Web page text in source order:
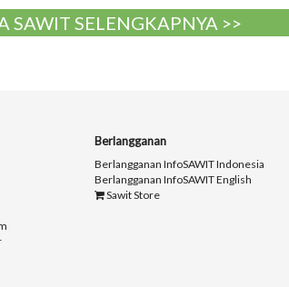
SAWIT SELENGKAPNYA >>
Berlangganan
Berlangganan InfoSAWIT Indonesia
Berlangganan InfoSAWIT English
Sawit Store